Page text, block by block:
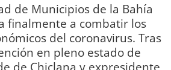
de Municipios de la Bahía
finalmente a combatir los
del coronavirus. Tras
en pleno estado de